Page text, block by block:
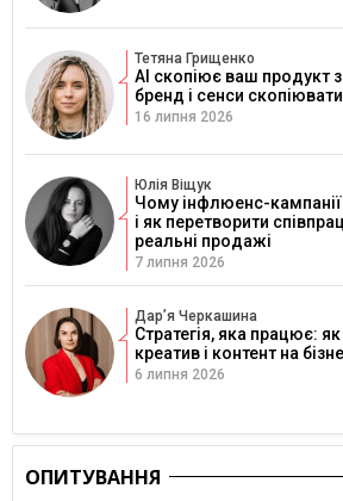
Тетяна Грищенко
AI скопіює ваш продукт
бренд і сенси
16 липня 2026
Юлія Віщук
Чому інфлюенс-
і як перетворити
реальні продажі
7 липня 2026
Дарʼя Черкашина
Стратегія, яка працює:
креатив і контент на
6 липня 2026
ОПИТУВАННЯ